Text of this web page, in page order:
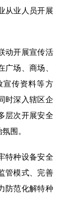
从业人员开展
动开展宣传活
场、商场、
宣传资料等方
时深入辖区企
层次开展安全
围。
特种设备安全
管模式、完善
防范化解特种